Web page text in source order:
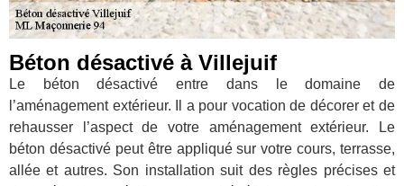
Béton désactivé à Villejuif
Le béton désactivé entre dans le domaine de
l’aménagement extérieur. Il a pour vocation de décorer et de
rehausser l’aspect de votre aménagement extérieur. Le
béton désactivé peut être appliqué sur votre cours, terrasse,
allée et autres. Son installation suit des règles précises et